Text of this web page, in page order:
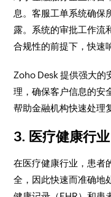
息。客服工单系统确保
露。系统的审批工作流
合规性的前提下，快速
Zoho Desk 提供强大的
理，确保客户信息的安
帮助金融机构快速处理
3. 医疗健康行业
在医疗健康行业，患者
全，因此快速而准确地